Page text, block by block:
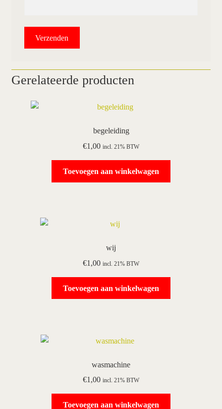
Gerelateerde producten
begeleiding
€1,00 incl. 21% BTW
Toevoegen aan winkelwagen
wij
€1,00 incl. 21% BTW
Toevoegen aan winkelwagen
wasmachine
€1,00 incl. 21% BTW
Toevoegen aan winkelwagen